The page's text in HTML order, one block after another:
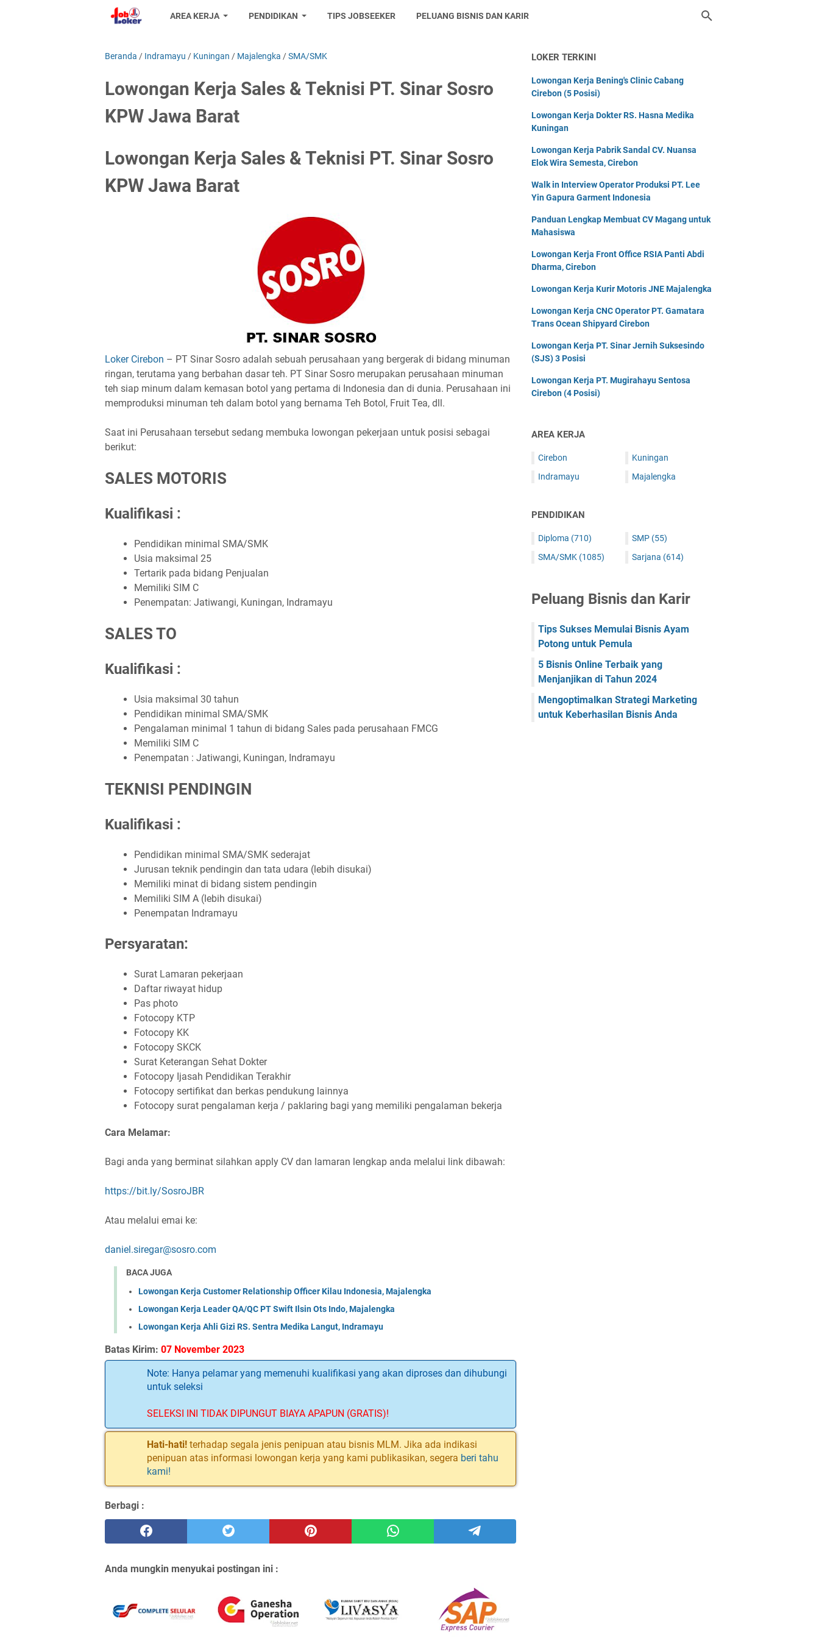
AREA KERJA PENDIDIKAN TIPS JOBSEEKER PELUANG BISNIS DAN KARIR
Beranda / Indramayu / Kuningan / Majalengka /SMA/SMK
Lowongan Kerja Sales & Teknisi PT. Sinar Sosro
KPW Jawa Barat
Lowongan Kerja Sales & Teknisi PT. Sinar Sosro
KPW Jawa Barat
Loker Cirebon – PT Sinar Sosro adalah sebuah perusahaan yang bergerak di bidang minuman
ringan, terutama yang berbahan dasar teh. PT Sinar Sosro merupakan perusahaan minuman
teh siap minum dalam kemasan botol yang pertama di Indonesia dan di dunia. Perusahaan ini
memproduksi minuman teh dalam botol yang bernama Teh Botol, Fruit Tea, dll.
Saat ini Perusahaan tersebut sedang membuka lowongan pekerjaan untuk posisi sebagai
berikut:
SALES MOTORIS
Kualifikasi :
Pendidikan minimal SMA/SMK
Usia maksimal 25
Tertarik pada bidang Penjualan
Memiliki SIM C
Penempatan: Jatiwangi, Kuningan, Indramayu
SALES TO
Kualifikasi :
Usia maksimal 30 tahun
Pendidikan minimal SMA/SMK
Pengalaman minimal 1 tahun di bidang Sales pada perusahaan FMCG
Memiliki SIM C
Penempatan : Jatiwangi, Kuningan, Indramayu
TEKNISI PENDINGIN
Kualifikasi :
Pendidikan minimal SMA/SMK sederajat
Jurusan teknik pendingin dan tata udara (lebih disukai)
Memiliki minat di bidang sistem pendingin
Memiliki SIM A (lebih disukai)
Penempatan Indramayu
Persyaratan:
Surat Lamaran pekerjaan
Daftar riwayat hidup
Pas photo
Fotocopy KTP
Fotocopy KK
Fotocopy SKCK
Surat Keterangan Sehat Dokter
Fotocopy Ijasah Pendidikan Terakhir
Fotocopy sertifikat dan berkas pendukung lainnya
Fotocopy surat pengalaman kerja / paklaring bagi yang memiliki pengalaman bekerja
Cara Melamar:
Bagi anda yang berminat silahkan apply CV dan lamaran lengkap anda melalui link dibawah:
https://bit.ly/SosroJBR
Atau melalui emai ke:
daniel.siregar@sosro.com
BACA JUGA
Lowongan Kerja Customer Relationship Officer Kilau Indonesia, Majalengka
Lowongan Kerja Leader QA/QC PT Swift Ilsin Ots Indo, Majalengka
Lowongan Kerja Ahli Gizi RS. Sentra Medika Langut, Indramayu
Batas Kirim: 07 November 2023
Note: Hanya pelamar yang memenuhi kualifikasi yang akan diproses dan dihubungi
untuk seleksi
SELEKSI INI TIDAK DIPUNGUT BIAYA APAPUN (GRATIS)!
Hati-hati! terhadap segala jenis penipuan atau bisnis MLM. Jika ada indikasi
penipuan atas informasi lowongan kerja yang kami publikasikan, segera beri tahu
kami!
Berbagi :
Anda mungkin menyukai postingan ini :
LOKER TERKINI
Lowongan Kerja Bening's Clinic Cabang
Cirebon (5 Posisi)
Lowongan Kerja Dokter RS. Hasna Medika
Kuningan
Lowongan Kerja Pabrik Sandal CV. Nuansa
Elok Wira Semesta, Cirebon
Walk in Interview Operator Produksi PT. Lee
Yin Gapura Garment Indonesia
Panduan Lengkap Membuat CV Magang untuk
Mahasiswa
Lowongan Kerja Front Office RSIA Panti Abdi
Dharma, Cirebon
Lowongan Kerja Kurir Motoris JNE Majalengka
Lowongan Kerja CNC Operator PT. Gamatara
Trans Ocean Shipyard Cirebon
Lowongan Kerja PT. Sinar Jernih Suksesindo
(SJS) 3 Posisi
Lowongan Kerja PT. Mugirahayu Sentosa
Cirebon (4 Posisi)
AREA KERJA
Cirebon
Indramayu
Kuningan
Majalengka
PENDIDIKAN
Diploma (710)
SMA/SMK (1085)
SMP (55)
Sarjana (614)
Peluang Bisnis dan Karir
Tips Sukses Memulai Bisnis Ayam
Potong untuk Pemula
5 Bisnis Online Terbaik yang
Menjanjikan di Tahun 2024
Mengoptimalkan Strategi Marketing
untuk Keberhasilan Bisnis Anda